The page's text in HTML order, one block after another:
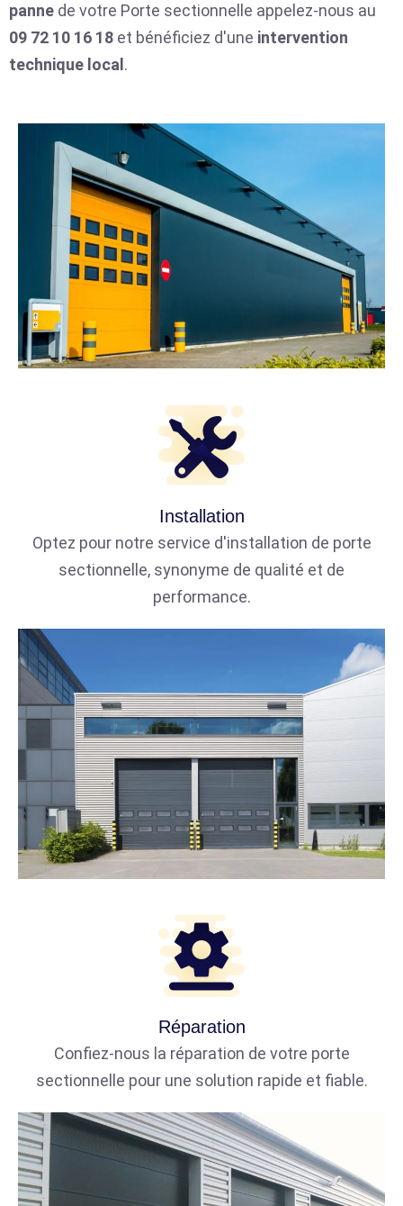
panne de votre Porte sectionnelle appelez-nous au
09 72 10 16 18 et bénéficiez d'une intervention
technique local .
Installation
Optez pour notre service d'installation de porte
sectionnelle, synonyme de qualité et de
performance.
Réparation
Confiez-nous la réparation de votre porte
sectionnelle pour une solution rapide et fiable.